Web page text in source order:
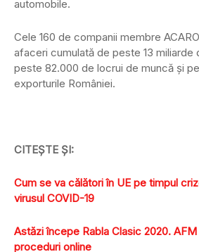
automobile.
Cele 160 de companii membre
afaceri cumulată de peste 13 miliarde
peste 82.000 de locrui de muncă şi
exporturile României.
CITEŞTE ŞI:
Cum se va călători în UE pe timpul
virusul COVID-19
Astăzi începe Rabla Clasic 2020.
proceduri online